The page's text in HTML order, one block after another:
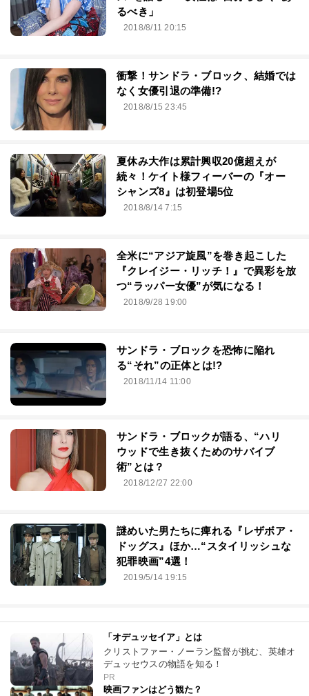
るべき」
2018/8/11 20:15
衝撃！サンドラ・ブロック、結婚では
なく女優引退の準備!?
2018/8/15 23:45
夏休み大作は累計興収20億超えが
続々！ケイト様フィーバーの『オー
シャンズ8』は初登場5位
2018/8/14 7:15
全米に“アジア旋風”を巻き起こした
『クレイジー・リッチ！』で異彩を放
つ“ラッパー女優”が気になる！
2018/9/28 19:00
サンドラ・ブロックを恐怖に陥れ
る“それ”の正体とは!?
2018/11/14 11:00
サンドラ・ブロックが語る、“ハリ
ウッドで生き抜くためのサバイブ
術”とは？
2018/12/27 22:00
謎めいた男たちに痺れる『レザボア・
ドッグス』ほか…“スタイリッシュな
犯罪映画”4選！
2019/5/14 19:15
「オデュッセイア」とは
クリストファー・ノーラン監督が挑む、英雄オ
デュッセウスの物語を知る！
PR
映画ファンはどう観た？